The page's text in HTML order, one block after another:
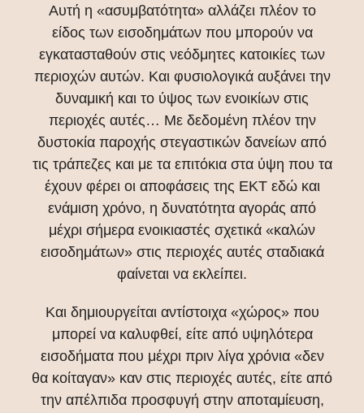
Αυτή η «ασυμβατότητα» αλλάζει πλέον το
είδος των εισοδημάτων που μπορούν να
εγκατασταθούν στις νεόδμητες κατοικίες των
περιοχών αυτών. Και φυσιολογικά αυξάνει την
δυναμική και το ύψος των ενοικίων στις
περιοχές αυτές… Με δεδομένη πλέον την
δυστοκία παροχής στεγαστικών δανείων από
τις τράπεζες και με τα επιτόκια στα ύψη που τα
έχουν φέρει οι αποφάσεις της ΕΚΤ εδώ και
ενάμιση χρόνο, η δυνατότητα αγοράς από
μέχρι σήμερα ενοικιαστές σχετικά «καλών
εισοδημάτων» στις περιοχές αυτές σταδιακά
φαίνεται να εκλείπει.
Και δημιουργείται αντίστοιχα «χώρος» που
μπορεί να καλυφθεί, είτε από υψηλότερα
εισοδήματα που μέχρι πριν λίγα χρόνια «δεν
θα κοίταγαν» καν στις περιοχές αυτές, είτε από
την απέλπιδα προσφυγή στην αποταμίευση,